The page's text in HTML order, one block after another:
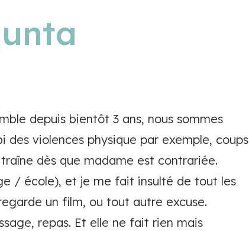
depuis bientôt 3 ans, nous sommes
des violences physique par exemple, coups
dès que madame est contrariée.
/ école), et je me fait insulté de tout les
un film, ou tout autre excuse.
repas. Et elle ne fait rien mais